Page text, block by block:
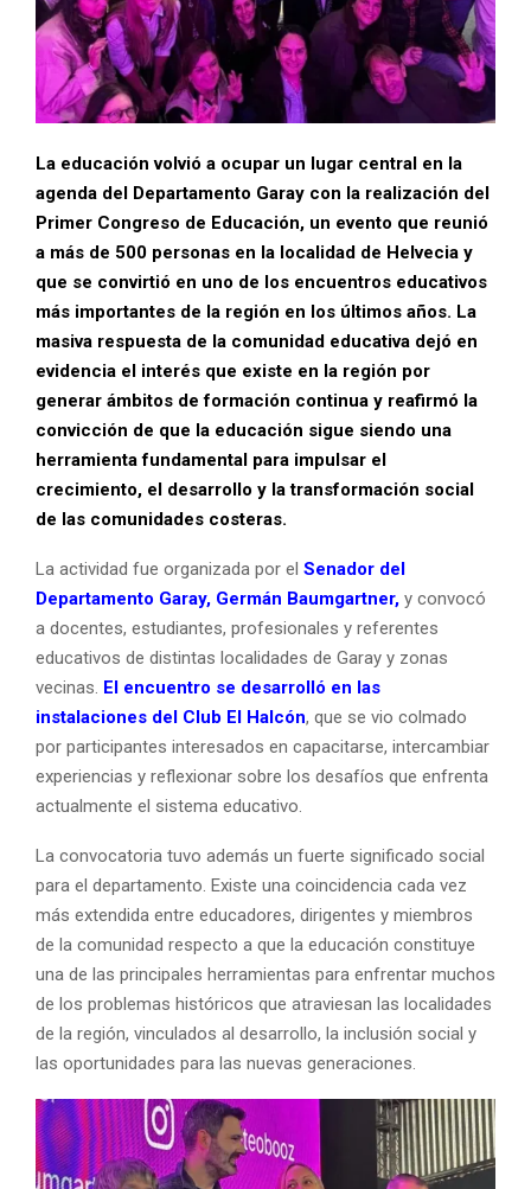
La educación volvió a ocupar un lugar central en la
agenda del Departamento Garay con la realización del
Primer Congreso de Educación, un evento que reunió
a más de 500 personas en la localidad de Helvecia y
que se convirtió en uno de los encuentros educativos
más importantes de la región en los últimos años. La
masiva respuesta de la comunidad educativa dejó en
evidencia el interés que existe en la región por
generar ámbitos de formación continua y reafirmó la
convicción de que la educación sigue siendo una
herramienta fundamental para impulsar el
crecimiento, el desarrollo y la transformación social
de las comunidades costeras.
La actividad fue organizada por el Senador del
Departamento Garay, Germán Baumgartner, y convocó
a docentes, estudiantes, profesionales y referentes
educativos de distintas localidades de Garay y zonas
vecinas. El encuentro se desarrolló en las
instalaciones del Club El Halcón, que se vio colmado
por participantes interesados en capacitarse, intercambiar
experiencias y reflexionar sobre los desafíos que enfrenta
actualmente el sistema educativo.
La convocatoria tuvo además un fuerte significado social
para el departamento. Existe una coincidencia cada vez
más extendida entre educadores, dirigentes y miembros
de la comunidad respecto a que la educación constituye
una de las principales herramientas para enfrentar muchos
de los problemas históricos que atraviesan las localidades
de la región, vinculados al desarrollo, la inclusión social y
las oportunidades para las nuevas generaciones.